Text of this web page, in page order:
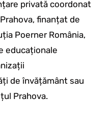
privată coordonat
finanțat de
Poerner România,
educaționale
de învățământ sau
Prahova.